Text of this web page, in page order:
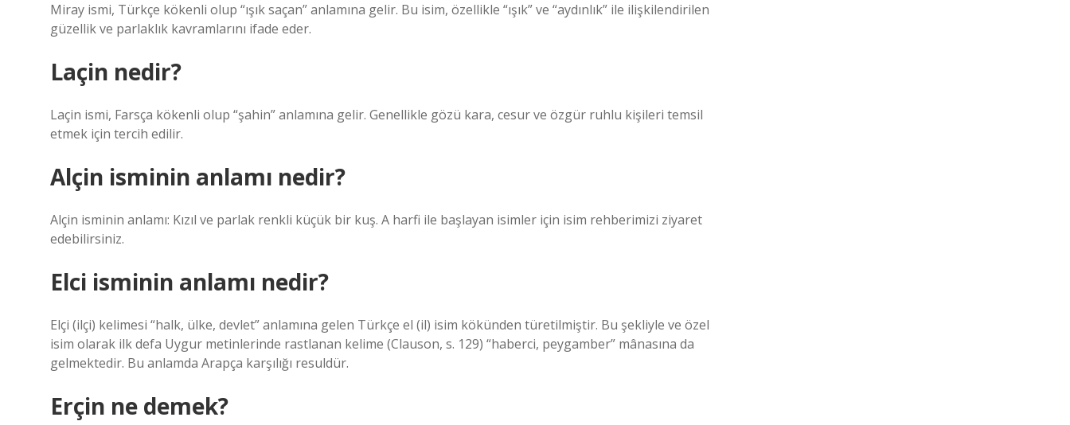
Miray ismi, Türkçe kökenli olup “ışık saçan” anlamına gelir. Bu isim, özellikle “ışık” ve “aydınlık” ile ilişkilendirilen
güzellik ve parlaklık kavramlarını ifade eder.
Laçin nedir?
Laçin ismi, Farsça kökenli olup “şahin” anlamına gelir. Genellikle gözü kara, cesur ve özgür ruhlu kişileri temsil
etmek için tercih edilir.
Alçin isminin anlamı nedir?
Alçin isminin anlamı: Kızıl ve parlak renkli küçük bir kuş. A harfi ile başlayan isimler için isim rehberimizi ziyaret
edebilirsiniz.
Elci isminin anlamı nedir?
Elçi (ilçi) kelimesi “halk, ülke, devlet” anlamına gelen Türkçe el (il) isim kökünden türetilmiştir. Bu şekliyle ve özel
isim olarak ilk defa Uygur metinlerinde rastlanan kelime (Clauson, s. 129) “haberci, peygamber” mânasına da
gelmektedir. Bu anlamda Arapça karşılığı resuldür.
Erçin ne demek?